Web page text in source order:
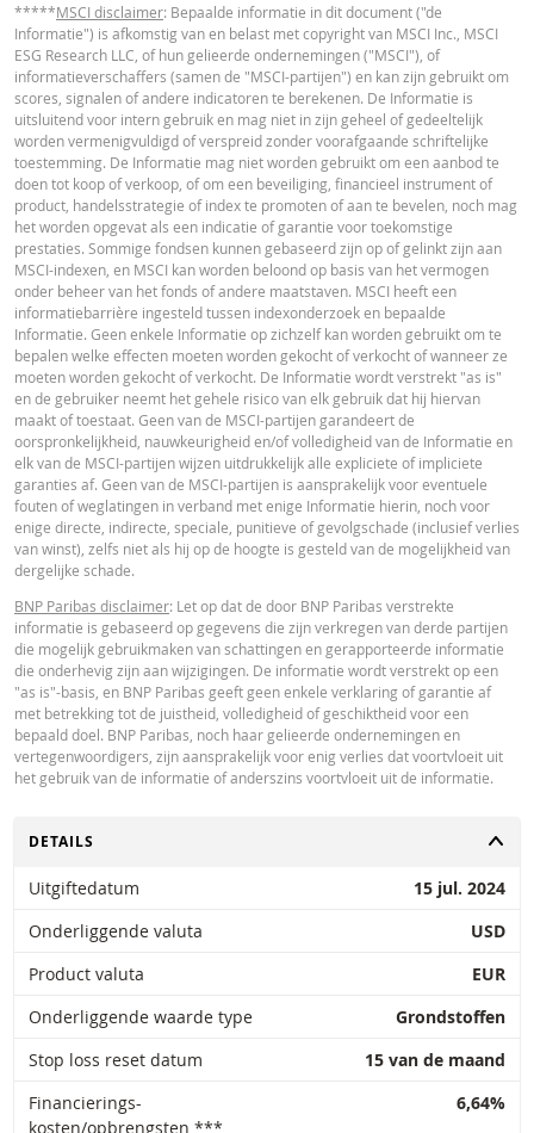
werkelijkheid wordt bij Turbo's op de stop loss reset datum, bij toepasselijke
eventuele ex-dividendnoteringen, bij eventuele specifieke corporate actions
indien toepasselijk, bij het doorrollen van futures aangepast. De invloed van
periodiek doorrollen van futures wordt ook in de calculator buiten
gelaten. Ook door afrondingen kunnen getoonde waarden afwijken van de
ontwikkelingen van waarden in de werkelijkheid.
BNP Paribas treedt niet op als uw juridisch of fiscaal adviseur, accountant of
beleggingsadviseur en heeft op geen enkele wijze een fiduciaire verplichting
tegenover u in verband met de calculator en/of in verband met eventuele
transacties in door BNP Paribas uitgegeven producten of andere
transacties. U mag niet op BNP Paribas vertrouwen voor beleggingsadvies
aanbevelingen, ongeacht van welke aard. Hoewel de getoonde koersen zijn
gebaseerd op betrouwbaar geachte informatie, wordt de juistheid of
volledigheid hiervan niet gegarandeerd. BNP Paribas biedt geen garanties
betrekking tot de informatie verstrekt door de calculator en aanvaardt geen
enkele aansprakelijkheid voor directe, indirecte, bijzondere, incidentele,
immateriële of gevolgschade (met inbegrip van winstderving) die op
wijze voortvloeit uit het gebruik van de calculator door u of uw adviseurs of
hierin vervatte informatie. De ingevoerde koersgegevens zijn afkomstig van
Paribas en gelden strikt per de vermelde datum. De koersen getoond door
calculator zijn indicatief en uitsluitend bestemd voor informatieve
Koersinformatie vormt geen uitnodiging of aanbod tot het kopen of
van effecten of andere financiële instrumenten. De informatie is uitsluitend
bestemd voor gebruik door de bedoelde ontvangers. Het is niet toegestaan
deze informatie geheel of gedeeltelijk te reproduceren, te verspreiden of te
kopiëren voor enig doel zonder voorafgaande uitdrukkelijke toestemming
BNP Paribas. Meer informatie is op verzoek verkrijgbaar bij BNP Paribas,;
contact op via 0900-6275387, +31-20-5501150 of markets@bnpparibas.com
*****MSCI disclaimer: Bepaalde informatie in dit document ("de
Informatie") is afkomstig van en belast met copyright van MSCI Inc., MSCI
ESG Research LLC, of hun gelieerde ondernemingen ("MSCI"), of
informatieverschaffers (samen de "MSCI-partijen") en kan zijn gebruikt om
scores, signalen of andere indicatoren te berekenen. De Informatie is
uitsluitend voor intern gebruik en mag niet in zijn geheel of gedeeltelijk
worden vermenigvuldigd of verspreid zonder voorafgaande schriftelijke
toestemming. De Informatie mag niet worden gebruikt om een aanbod te
doen tot koop of verkoop, of om een beveiliging, financieel instrument of
product, handelsstrategie of index te promoten of aan te bevelen, noch mag
het worden opgevat als een indicatie of garantie voor toekomstige
prestaties. Sommige fondsen kunnen gebaseerd zijn op of gelinkt zijn aan
MSCI-indexen, en MSCI kan worden beloond op basis van het vermogen
onder beheer van het fonds of andere maatstaven. MSCI heeft een
informatiebarrière ingesteld tussen indexonderzoek en bepaalde
Informatie. Geen enkele Informatie op zichzelf kan worden gebruikt om te
bepalen welke effecten moeten worden gekocht of verkocht of wanneer ze
moeten worden gekocht of verkocht. De Informatie wordt verstrekt "as is"
en de gebruiker neemt het gehele risico van elk gebruik dat hij hiervan
maakt of toestaat. Geen van de MSCI-partijen garandeert de
oorspronkelijkheid, nauwkeurigheid en/of volledigheid van de Informatie en
elk van de MSCI-partijen wijzen uitdrukkelijk alle expliciete of impliciete
garanties af. Geen van de MSCI-partijen is aansprakelijk voor eventuele
fouten of weglatingen in verband met enige Informatie hierin, noch voor
enige directe, indirecte, speciale, punitieve of gevolgschade (inclusief verlies
van winst), zelfs niet als hij op de hoogte is gesteld van de mogelijkheid van
dergelijke schade.
BNP Paribas disclaimer: Let op dat de door BNP Paribas verstrekte
informatie is gebaseerd op gegevens die zijn verkregen van derde partijen
die mogelijk gebruikmaken van schattingen en gerapporteerde informatie
die onderhevig zijn aan wijzigingen. De informatie wordt verstrekt op een
"as is"-basis, en BNP Paribas geeft geen enkele verklaring of garantie af
met betrekking tot de juistheid, volledigheid of geschiktheid voor een
bepaald doel. BNP Paribas, noch haar gelieerde ondernemingen en
vertegenwoordigers, zijn aansprakelijk voor enig verlies dat voortvloeit uit
het gebruik van de informatie of anderszins voortvloeit uit de informatie.
TOGGLE
DETAILS
Uitgiftedatum
15 jul. 2024
Onderliggende valuta
USD
Product valuta
EUR
Onderliggende waarde type
Grondstoffen
Stop loss reset datum
15 van de maand
Financierings-
kosten/opbrengsten ***
6,64%